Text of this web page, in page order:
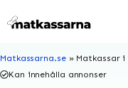
till
Matkassarna.se» Matkassar i
Kan innehålla annonser